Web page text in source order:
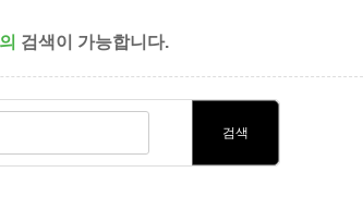
검색이 가능합니다.
검색